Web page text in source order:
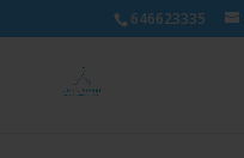
646623335